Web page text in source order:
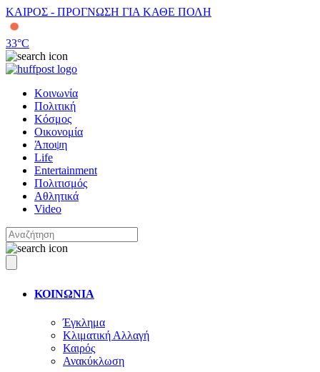
ΚΑΙΡΟΣ - ΠΡΟΓΝΩΣΗ ΓΙΑ ΚΑΘΕ ΠΟΛΗ
33°C
Κοινωνία
Πολιτική
Κόσμος
Οικονομία
Άποψη
Life
Entertainment
Πολιτισμός
Αθλητικά
Video
ΚΟΙΝΩΝΙΑ
Έγκλημα
Κλιματική Αλλαγή
Καιρός
Ανακύκλωση